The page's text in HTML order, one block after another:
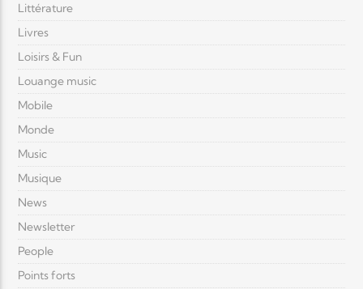
Littérature
Livres
Loisirs & Fun
Louange music
Mobile
Monde
Music
Musique
News
Newsletter
People
Points forts